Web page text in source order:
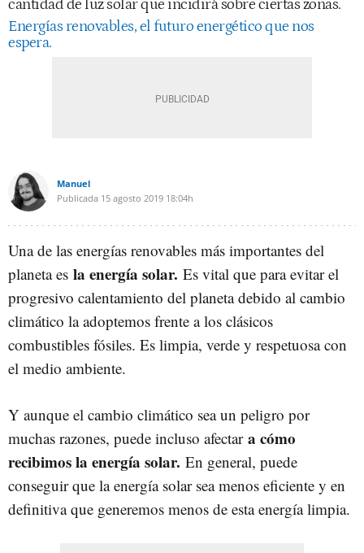
cantidad de luz solar que incidirá sobre ciertas zonas.
Energías renovables, el futuro energético que nos
espera.
Manuel
Publicada 15 agosto 2019 18:04h
Una de las energías renovables más importantes del
planeta es la energía solar. Es vital que para evitar el
progresivo calentamiento del planeta debido al cambio
climático la adoptemos frente a los clásicos
combustibles fósiles. Es limpia, verde y respetuosa con
el medio ambiente.
Y aunque el cambio climático sea un peligro por
muchas razones, puede incluso afectar a cómo
recibimos la energía solar. En general, puede
conseguir que la energía solar sea menos eficiente y en
definitiva que generemos menos de esta energía limpia.